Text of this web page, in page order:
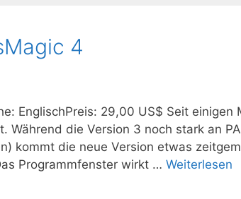
4
EnglischPreis: 29,00 US$ Seit einigen
Während die Version 3 noch stark an
kommt die neue Version etwas
Programmfenster wirkt … Weiterlesen